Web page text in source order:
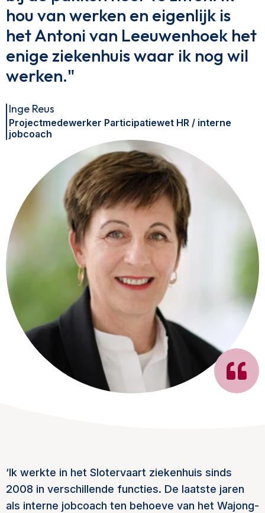
hou van werken en eigenlijk is
het Antoni van Leeuwenhoek het
enige ziekenhuis waar ik nog wil
werken."
Inge Reus
Projectmedewerker Participatiewet HR / interne
jobcoach
‘Ik werkte in het Slotervaart ziekenhuis sinds
2008 in verschillende functies. De laatste jaren
als interne jobcoach ten behoeve van het Wajong-